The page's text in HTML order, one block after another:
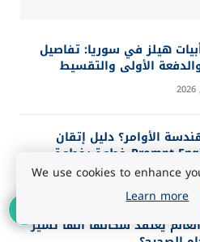
الاجتماعية
We use cookies to enhance
Learn more